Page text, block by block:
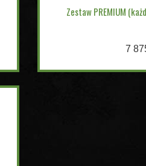
Zestaw PREMIUM
7